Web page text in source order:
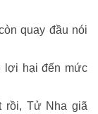
quay đầu nói
lợi hại đến mức
rồi, Tử Nha giã